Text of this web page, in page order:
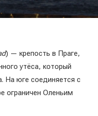
) — крепость в Праге,
утёса, который
На юге соединяется с
ограничен Оленьим